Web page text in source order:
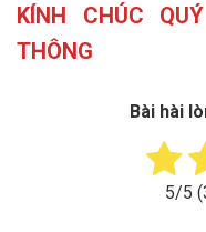
KÍNH CHÚC
THÔNG
Bài hài
5/5 (